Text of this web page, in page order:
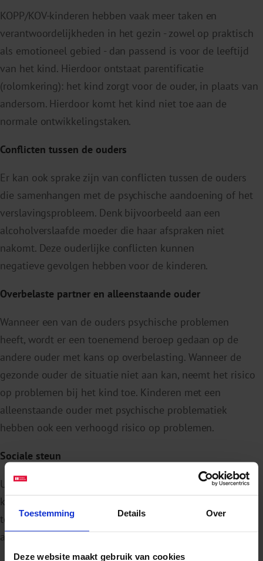
Toestemming Details Over
Deze website maakt gebruik van cookies
KOPP/KOV-kinderen hebben vaak meer taken en
verantwoordelijkheden in het gezin - zowel op praktisch
als emotioneel gebied - dan passend is voor de leeftijd
van het kind. Hierdoor ontstaat parentificatie
(rolomkering): het kind zorgt voor de ouder, in plaats van
andersom. Hierdoor komt het kind niet toe aan de
normale ontwikkelingstaken.
Conflicten tussen de ouders
Er kan ook sprake zijn van conflicten tussen de ouders
die samenhangen met de psychische aandoening of het
verslavingsprobleem. Denk bijvoorbeeld aan een
alcoholverslaafde moeder die haar afspraken niet
nakomt. Deze ouderlijke conflicten kunnen
negatieve gevolgen hebben voor de kinderen.
Overbelaste partner en alleenstaande ouder
Wanneer een van de ouders psychische problemen
heeft, wordt er een toenemend beroep gedaan op de
andere ouder met kans op overbelasting. Wanneer de
gezonde ouder de situatie niet aan kan, neemt het risico
op problemen bij het kind toe. Kinderen met een
alleenstaande ouder met psychische problematiek
hebben ook een verhoogd risico op problemen.
Sociale steun
Uit angst voor
of uithuisplaatsing van de
kinderen zien we dat KOPP/KOV-gezinnen zich vaak
terugtrekken en isoleren. Hierdoor ontstaat een gebrek
aan sociale steun.